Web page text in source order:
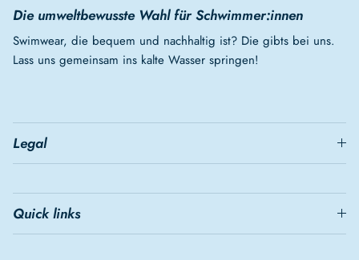
Die umweltbewusste Wahl für Schwimmer:innen
Swimwear, die bequem und nachhaltig ist? Die gibts bei uns.
Lass uns gemeinsam ins kalte Wasser springen!
Legal
Quick links